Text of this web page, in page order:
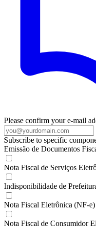
Please confirm your e-mail
Subscribe to specific
Emissão de Documentos
Nota Fiscal de Serviços
Indisponibilidade de
Nota Fiscal Eletrônica (NF-e)
Nota Fiscal de Consumidor